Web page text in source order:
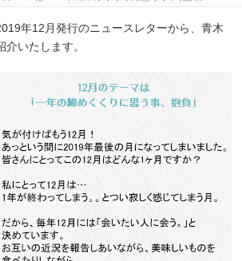
年12月発行のニュースレターから、青木
いたします。